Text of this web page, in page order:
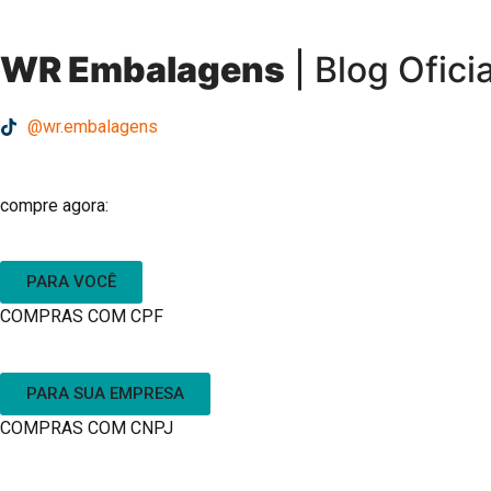
WR Embalagens | Blog
@wr.embalagens
compre agora:
PARA VOCÊ
COMPRAS COM CPF
PARA SUA EMPRESA
COMPRAS COM CNPJ